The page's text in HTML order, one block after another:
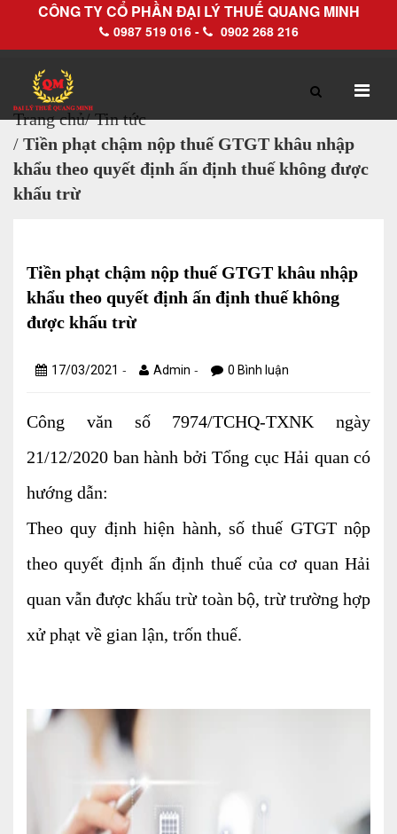
CÔNG TY CỔ PHẦN ĐẠI LÝ THUẾ QUANG MINH
0987 519 016 - 0902 268 216
TRANG CHỦ GIỚI THIỆU
DỊCH VỤ
Làm thủ tục về thuế trọn gói
Kiểm soát rủi ro về thuế
Quyết toán thuế
Lập hồ sơ ban đầu
Tư vấn thuế
Hoàn thuế
Dịch vụ Đại lý thuế khác
Dịch vụ Kế toán
Giám sát kế toán
Soát xét hồ sơ
Hoàn thiện sổ sách và quyết toán thuế
Tư vấn kế toán
Trang chủ/ Tin tức
/ Tiền phạt chậm nộp thuế GTGT khâu nhập
khẩu theo quyết định ấn định thuế không được
khấu trừ
Tiền phạt chậm nộp thuế GTGT khâu nhập
khẩu theo quyết định ấn định thuế không
được khấu trừ
17/03/2021 - Admin - 0 Bình luận
Công văn số 7974/TCHQ-TXNK ngày
21/12/2020 ban hành bởi Tổng cục Hải quan có
hướng dẫn:
Theo quy định hiện hành, số thuế GTGT nộp
theo quyết định ấn định thuế của cơ quan Hải
quan vẫn được khấu trừ toàn bộ, trừ trường hợp
xử phạt về gian lận, trốn thuế.